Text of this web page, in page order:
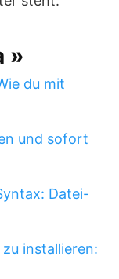
»
du mit
und sofort
Datei-
installieren: